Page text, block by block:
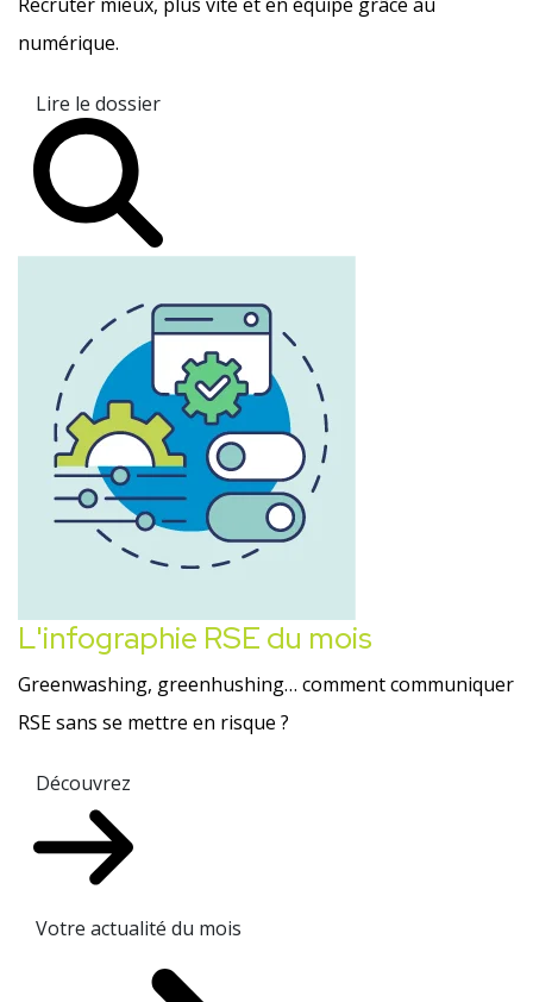
numérique.
Lire le dossier
L'infographie RSE du mois
Greenwashing, greenhushing… comment communiquer
RSE sans se mettre en risque ?
Découvrez
Votre actualité du mois